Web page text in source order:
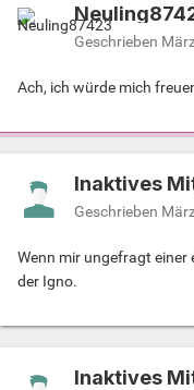
Geschrieben
Ach, ich würde mich
Inaktives
Geschrieben
Wenn mir ungefragt
der Igno.
Inaktives